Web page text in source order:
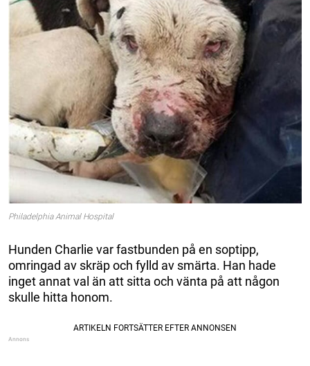
Philadelphia Animal Hospital
Hunden Charlie var fastbunden på en soptipp,
omringad av skräp och fylld av smärta. Han hade
inget annat val än att sitta och vänta på att någon
skulle hitta honom.